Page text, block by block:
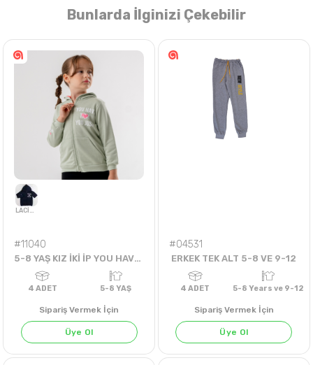
Nasıl Sipariş Veririm?
Bunlarda İlginizi Çekebilir
#11040
5-8 YAŞ KIZ İKİ İP YOU HAVE THE YOU JUST HIRKA
Sipariş Vermek İçin
Üye Ol
#04531
ERKEK TEK ALT 5-8 VE 9-12
Sipariş Vermek İçin
Üye Ol